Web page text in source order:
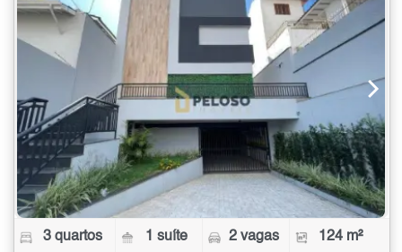
3 quartos 1 suíte 2 vagas 124 m²